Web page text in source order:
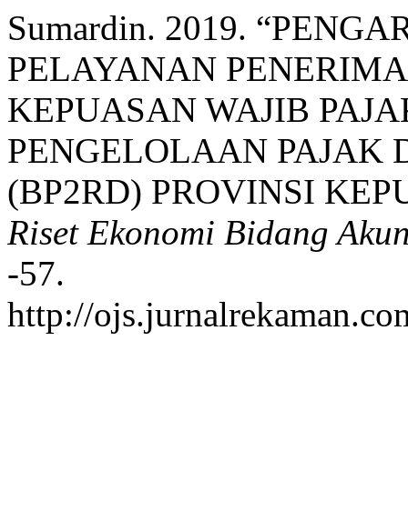
Sumardin. 2019.
PELAYANAN
KEPUASAN WAJIB
PENGELOLAAN PAJAK
(BP2RD) PROVINSI
Riset Ekonomi Bidang
-57.
http://